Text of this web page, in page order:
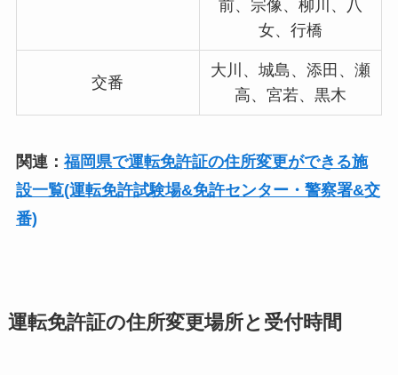
前、宗像、柳川、八
女、行橋
交番
大川、城島、添田、瀬
高、宮若、黒木
関連： 福岡県で運転免許証の住所変更ができる施
設一覧(運転免許試験場&免許センター・警察署&交
番)
運転免許証の住所変更場所と受付時間